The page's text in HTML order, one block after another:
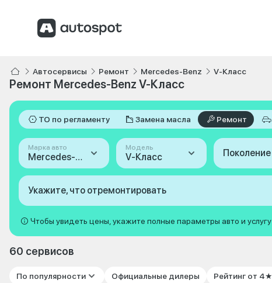
Автосервисы Ремонт Mercedes-Benz V-Класс
Ремонт Mercedes-Benz V-Класс
ТО по регламенту Замена масла Ремонт
Марка авто
Mercedes-Benz
Модель
V-Класс Поколение
Укажите, что отремонтировать
Чтобы увидеть цены, укажите полные параметры авто и услугу
60 сервисов
По популярности Официальные дилеры Рейтинг от 4★